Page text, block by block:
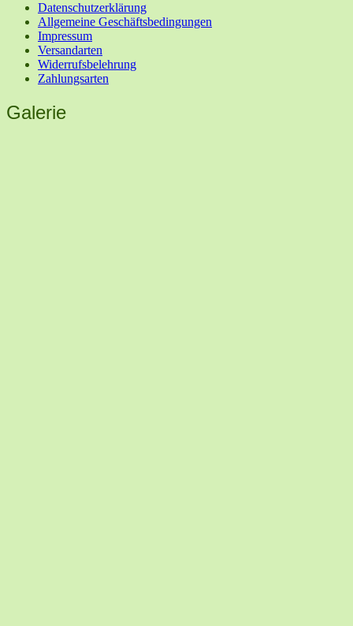
Datenschutzerklärung
Allgemeine Geschäftsbedingungen
Impressum
Versandarten
Widerrufsbelehrung
Zahlungsarten
Galerie